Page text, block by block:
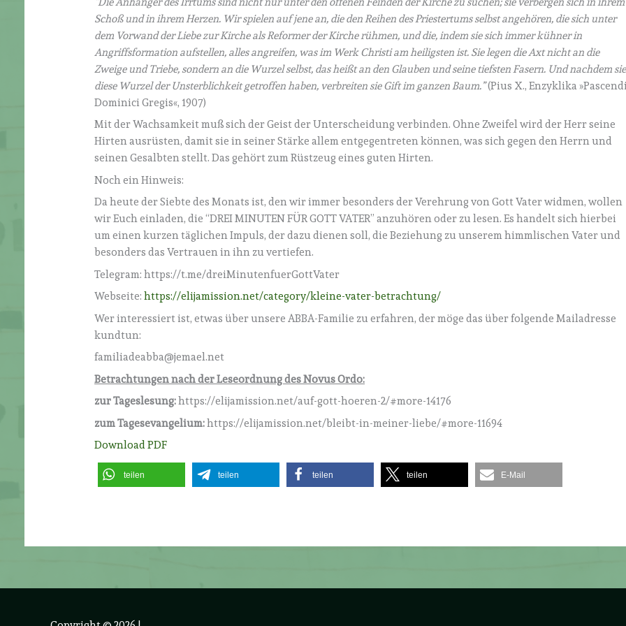
Schoß und in ihrem Herzen. Wir spielen auf jene an, die den Reihen des Priestertums selbst angehören, die sich unter
dem Vorwand der Liebe zur Kirche als Reformer der Kirche rühmen, und die, indem sie sich immer kühner in
Angriffsformation aufstellen, alles angreifen, was im Werk Christi am heiligsten ist. Sie legen die Axt nicht an die
Zweige und Triebe, sondern an die Wurzel selbst, das heißt an den Glauben und seine tiefsten Fasern. Und nachdem sie
diese Wurzel der Unsterblichkeit getroffen haben, verbreiten sie Gift im ganzen Baum.”(Pius X., Enzyklika
Dominici Gregis«, 1907)
Mit der Wachsamkeit muß sich der Geist der Unterscheidung verbinden. Ohne Zweifel wird der Herr seine
Hirten ausrüsten, damit sie in seiner Stärke allem entgegentreten können, was sich gegen den Herrn und
seinen Gesalbten stellt. Das gehört zum Rüstzeug eines guten Hirten.
Noch ein Hinweis:
Da heute der Siebte des Monats ist, den wir immer besonders der Verehrung von Gott Vater widmen, wollen
wir Euch einladen, die “DREI MINUTEN FÜR GOTT VATER” anzuhören oder zu lesen. Es handelt sich hierbei
um einen kurzen täglichen Impuls, der dazu dienen soll, die Beziehung zu unserem himmlischen Vater und
besonders das Vertrauen in ihn zu vertiefen.
Telegram: https://t.me/dreiMinutenfuerGottVater
Webseite:https://elijamission.net/category/kleine-vater-betrachtung/
Wer interessiert ist, etwas über unsere ABBA-Familie zu erfahren, der möge das über folgende Mailadresse
kundtun:
familiadeabba@jemael.net
Betrachtungen nach der Leseordnung des Novus Ordo:
zur Tageslesung:https://elijamission.net/auf-gott-hoeren-2/#more-14176
zum Tagesevangelium:https://elijamission.net/bleibt-in-meiner-liebe/#more-11694
Download PDF
teilen teilen teilen teilen E-Mail